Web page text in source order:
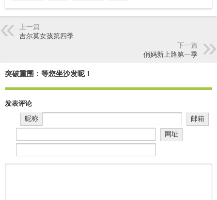
上一篇
吉尔莫女孩第四季
下一篇
俏妈新上路第一季
突破重围：等您坐沙发呢！
发表评论
昵称
邮箱
网址